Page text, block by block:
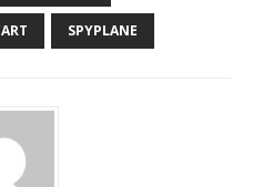
SPYPLANE